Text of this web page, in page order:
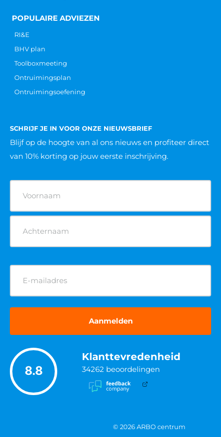
POPULAIRE ADVIEZEN
RI&E
BHV plan
Toolboxmeeting
Ontruimingsplan
Ontruimingsoefening
SCHRIJF JE IN VOOR ONZE NIEUWSBRIEF
Blijf op de hoogte van al ons nieuws en profiteer direct
van 10% korting op jouw eerste inschrijving.
(Vereist)
E-
mailadres
(Vereist)
8.8
Klanttevredenheid
34262 beoordelingen
© 2026 ARBO centrum